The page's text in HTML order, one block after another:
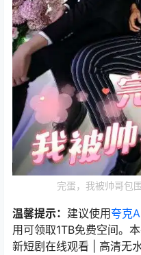
完蛋，我被帅哥包
温馨提示： 建议使用夸克
用可领取1TB免费空间。
新短剧在线观看 | 高清无